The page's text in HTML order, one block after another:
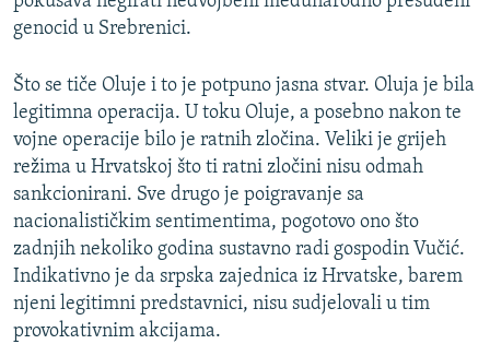
genocid u Srebrenici.
Što se tiče Oluje i to je potpuno jasna stvar. Oluja je bila
legitimna operacija. U toku Oluje, a posebno nakon te
vojne operacije bilo je ratnih zločina. Veliki je grijeh
režima u Hrvatskoj što ti ratni zločini nisu odmah
sankcionirani. Sve drugo je poigravanje sa
nacionalističkim sentimentima, pogotovo ono što
zadnjih nekoliko godina sustavno radi gospodin Vučić.
Indikativno je da srpska zajednica iz Hrvatske, barem
njeni legitimni predstavnici, nisu sudjelovali u tim
provokativnim akcijama.